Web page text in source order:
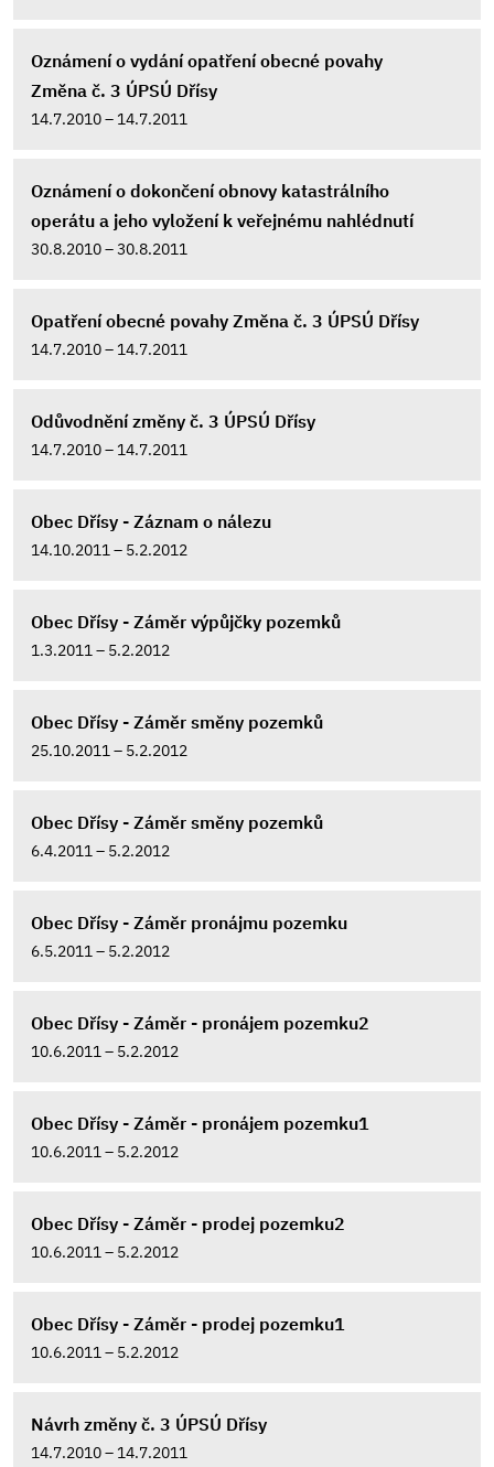
Oznámení o vydání opatření obecné povahy
Změna č. 3 ÚPSÚ Dřísy
14.7.2010 – 14.7.2011
Oznámení o dokončení obnovy katastrálního
operátu a jeho vyložení k veřejnému nahlédnutí
30.8.2010 – 30.8.2011
Opatření obecné povahy Změna č. 3 ÚPSÚ Dřísy
14.7.2010 – 14.7.2011
Odůvodnění změny č. 3 ÚPSÚ Dřísy
14.7.2010 – 14.7.2011
Obec Dřísy - Záznam o nálezu
14.10.2011 – 5.2.2012
Obec Dřísy - Záměr výpůjčky pozemků
1.3.2011 – 5.2.2012
Obec Dřísy - Záměr směny pozemků
25.10.2011 – 5.2.2012
Obec Dřísy - Záměr směny pozemků
6.4.2011 – 5.2.2012
Obec Dřísy - Záměr pronájmu pozemku
6.5.2011 – 5.2.2012
Obec Dřísy - Záměr - pronájem pozemku2
10.6.2011 – 5.2.2012
Obec Dřísy - Záměr - pronájem pozemku1
10.6.2011 – 5.2.2012
Obec Dřísy - Záměr - prodej pozemku2
10.6.2011 – 5.2.2012
Obec Dřísy - Záměr - prodej pozemku1
10.6.2011 – 5.2.2012
Návrh změny č. 3 ÚPSÚ Dřísy
14.7.2010 – 14.7.2011